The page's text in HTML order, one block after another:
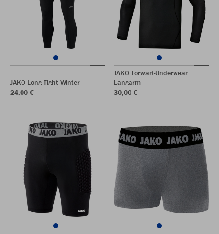
JAKO Long Tight Winter
24,00 €
JAKO Torwart-Underwear
Langarm
30,00 €